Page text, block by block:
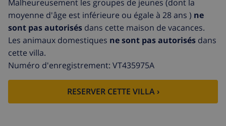
SITUATION: La villa Lolita est située dans l'urbanisation
EL MAGRANER, de haut standing, entourée de pins et à
quelques minutes de la mer, des plages et des centres
commerciaux et loisirs. EXTRAS: VILLA TOTALEMENT
CLIMATISÉE, INTERNET WI-FI, TABLE DE PING-PONG.
Malheureusement les groupes de jeunes (dont la
moyenne d'âge est inférieure ou égale à 28 ans ) ne
sont pas autorisés dans cette maison de vacances.
Les animaux domestiques ne sont pas autorisés dans
cette villa.
Numéro d'enregistrement: VT435975A
RESERVER CETTE VILLA ›